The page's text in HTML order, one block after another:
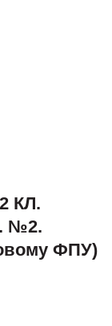
КЛ.
№2.
ФПУ)